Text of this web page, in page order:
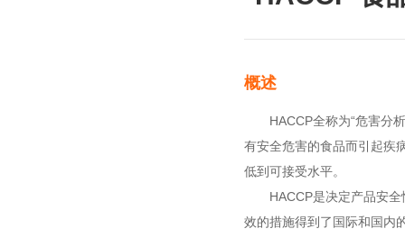
概述
HACCP全称为“危害分析
有安全危害的食品而引起疾
低到可接受水平。
HACCP是决定产品安全
效的措施得到了国际和国内